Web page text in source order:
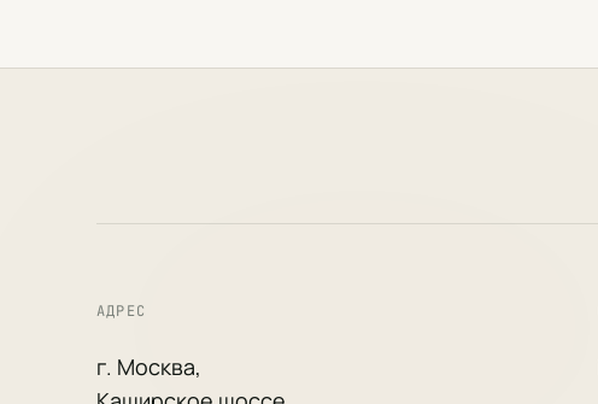
АДРЕС
г. Москва,